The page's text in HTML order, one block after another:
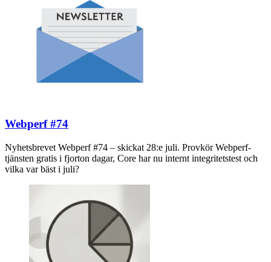
Webperf #74
Nyhetsbrevet Webperf #74 – skickat 28:e juli. Provkör Webperf-
tjänsten gratis i fjorton dagar, Core har nu internt integritetstest och
vilka var bäst i juli?